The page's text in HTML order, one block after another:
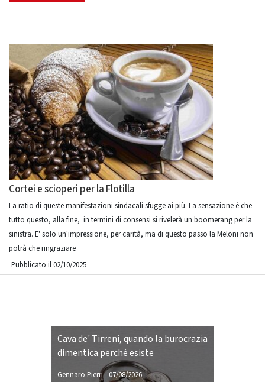
Cortei e scioperi per la Flotilla
La ratio di queste manifestazioni sindacali sfugge ai più. La sensazione è che
tutto questo, alla fine, in termini di consensi si rivelerà un boomerang per la
sinistra. E' solo un'impressione, per carità, ma di questo passo la Meloni non
potrà che ringraziare
Pubblicato il 02/10/2025
Cava de' Tirreni, quando la burocrazia
dimentica perché esiste
Gennaro Pierri- 07/08/2026